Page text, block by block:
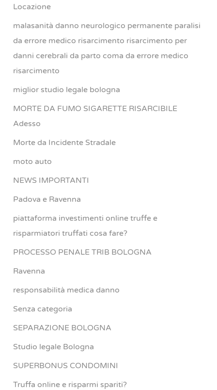
Locazione
malasanità danno neurologico permanente paralisi
da errore medico risarcimento risarcimento per
danni cerebrali da parto coma da errore medico
risarcimento
miglior studio legale bologna
MORTE DA FUMO SIGARETTE RISARCIBILE
Adesso
Morte da Incidente Stradale
moto auto
NEWS IMPORTANTI
Padova e Ravenna
piattaforma investimenti online truffe e
risparmiatori truffati cosa fare?
PROCESSO PENALE TRIB BOLOGNA
Ravenna
responsabilità medica danno
Senza categoria
SEPARAZIONE BOLOGNA
Studio legale Bologna
SUPERBONUS CONDOMINI
Truffa online e risparmi spariti?